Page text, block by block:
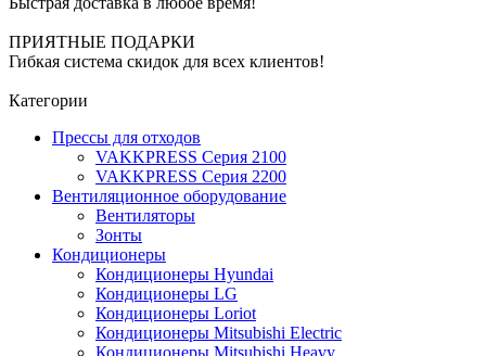
ПРИЯТНЫЕ ПОДАРКИ
Гибкая система скидок для всех клиентов!
Категории
Прессы для отходов
VAKKPRESS Серия 2100
VAKKPRESS Серия 2200
Вентиляционное оборудование
Вентиляторы
Зонты
Кондиционеры
Кондиционеры Hyundai
Кондиционеры LG
Кондиционеры Loriot
Кондиционеры Mitsubishi Electric
Кондиционеры Mitsubishi Heavy